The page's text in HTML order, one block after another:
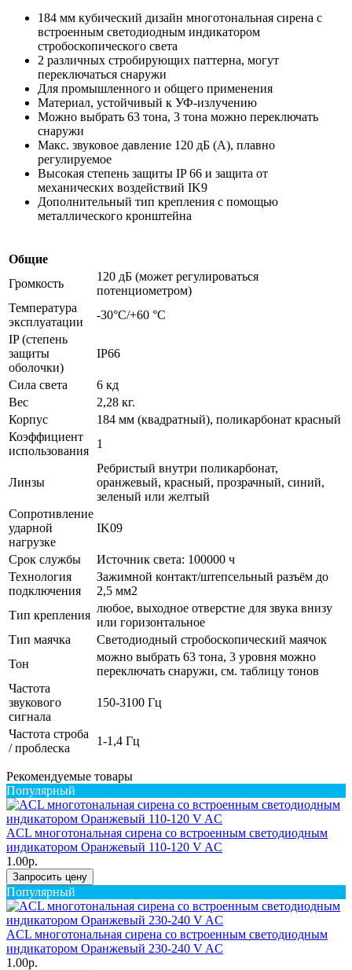
184 мм кубический дизайн многотональная сирена с
встроенным светодиодным индикатором
стробоскопического света
2 различных стробирующих паттерна, могут
переключаться снаружи
Для промышленного и общего применения
Материал, устойчивый к УФ-излучению
Можно выбрать 63 тона, 3 тона можно переключать
снаружи
Макс. звуковое давление 120 дБ (A), плавно
регулируемое
Высокая степень защиты IP 66 и защита от
механических воздействий IK9
Дополнительный тип крепления с помощью
металлического кронштейна
Общие
Громкость
120 дБ (может регулироваться
потенциометром)
Температура
эксплуатации
-30°C/+60 °C
IP (степень
защиты
оболочки)
IP66
Сила света
6 кд
Вес
2,28 кг.
Корпус
184 мм (квадратный), поликарбонат красный
Коэффициент
использования
1
Линзы
Ребристый внутри поликарбонат,
оранжевый, красный, прозрачный, синий,
зеленый или желтый
Сопротивление
ударной
нагрузке
IK09
Срок службы
Источник света: 100000 ч
Технология
подключения
Зажимной контакт/штепсельный разъём до
2,5 мм2
Тип крепления
любое, выходное отверстие для звука внизу
или горизонтальное
Тип маячка
Светодиодный стробоскопический маячок
Тон
можно выбрать 63 тона, 3 уровня можно
переключать снаружи, см. таблицу тонов
Частота
звукового
сигнала
150-3100 Гц
Частота строба
/ проблеска
1-1,4 Гц
Рекомендуемые товары
Популярный
ACL многотональная сирена со встроенным светодиодным
индикатором Оранжевый 110-120 V AC
1.00р.
Запросить цену
Популярный
ACL многотональная сирена со встроенным светодиодным
индикатором Оранжевый 230-240 V AC
1.00р.